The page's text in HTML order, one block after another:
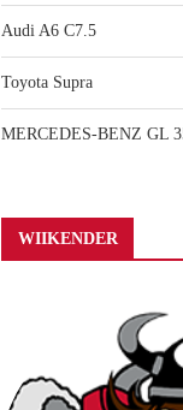
Audi A6 C7.5
Toyota Supra
MERCEDES-BENZ GL
WIIKENDER